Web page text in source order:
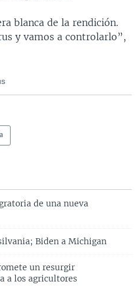
blanca de la rendición.
y vamos a controlarlo”,
de una nueva
Biden a Michigan
un resurgir
a los agricultores